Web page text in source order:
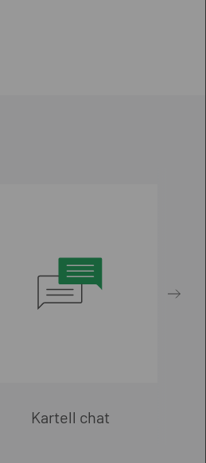
Kartell chat